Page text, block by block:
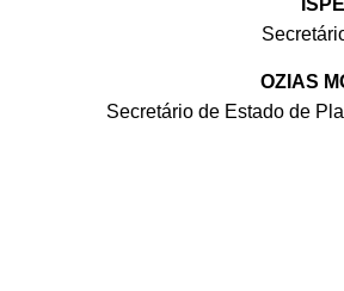
OZIAS
Secretário de Estado de